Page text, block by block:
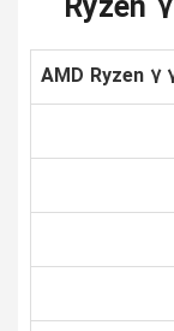
AMD Ryzen 7